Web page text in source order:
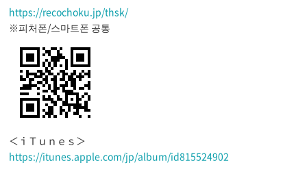
https://recochoku.jp/thsk/
※피처폰/스마트폰 공통
＜ｉＴｕｎｅｓ＞
https://itunes.apple.com/jp/album/id815524902